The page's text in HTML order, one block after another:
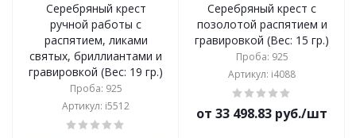
Серебряный крест
ручной работы с
распятием, ликами
святых, бриллиантами и
гравировкой (Вес: 19 гр.)
Проба: 925
Артикул: i5512
Серебряный крест с
позолотой распятием и
гравировкой (Вес: 15 гр.)
Проба: 925
Артикул: i4088
от 33 498.83 руб./шт